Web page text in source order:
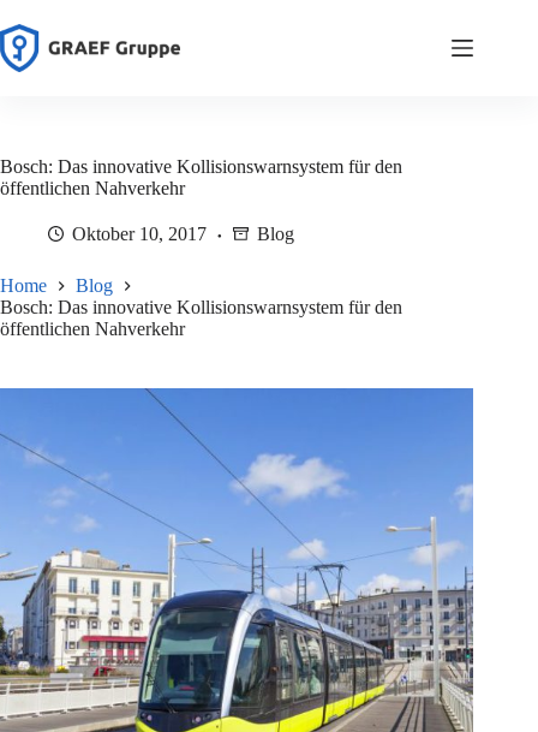
Inhalt
springen
Bosch: Das innovative Kollisionswarnsystem für den
öffentlichen Nahverkehr
Oktober 10, 2017 Blog
Home
Blog
Bosch: Das innovative Kollisionswarnsystem für den
öffentlichen Nahverkehr